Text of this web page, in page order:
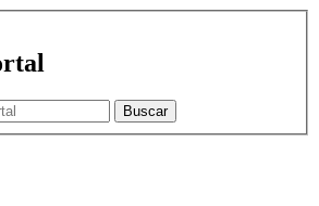
Buscar